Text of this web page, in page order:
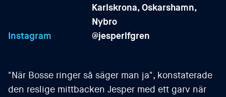
Karlskrona, Oskarshamn,
Nybro
Instagram
@jesperlfgren
"När Bosse ringer så säger man ja", konstaterade
den reslige mittbacken Jesper med ett garv när